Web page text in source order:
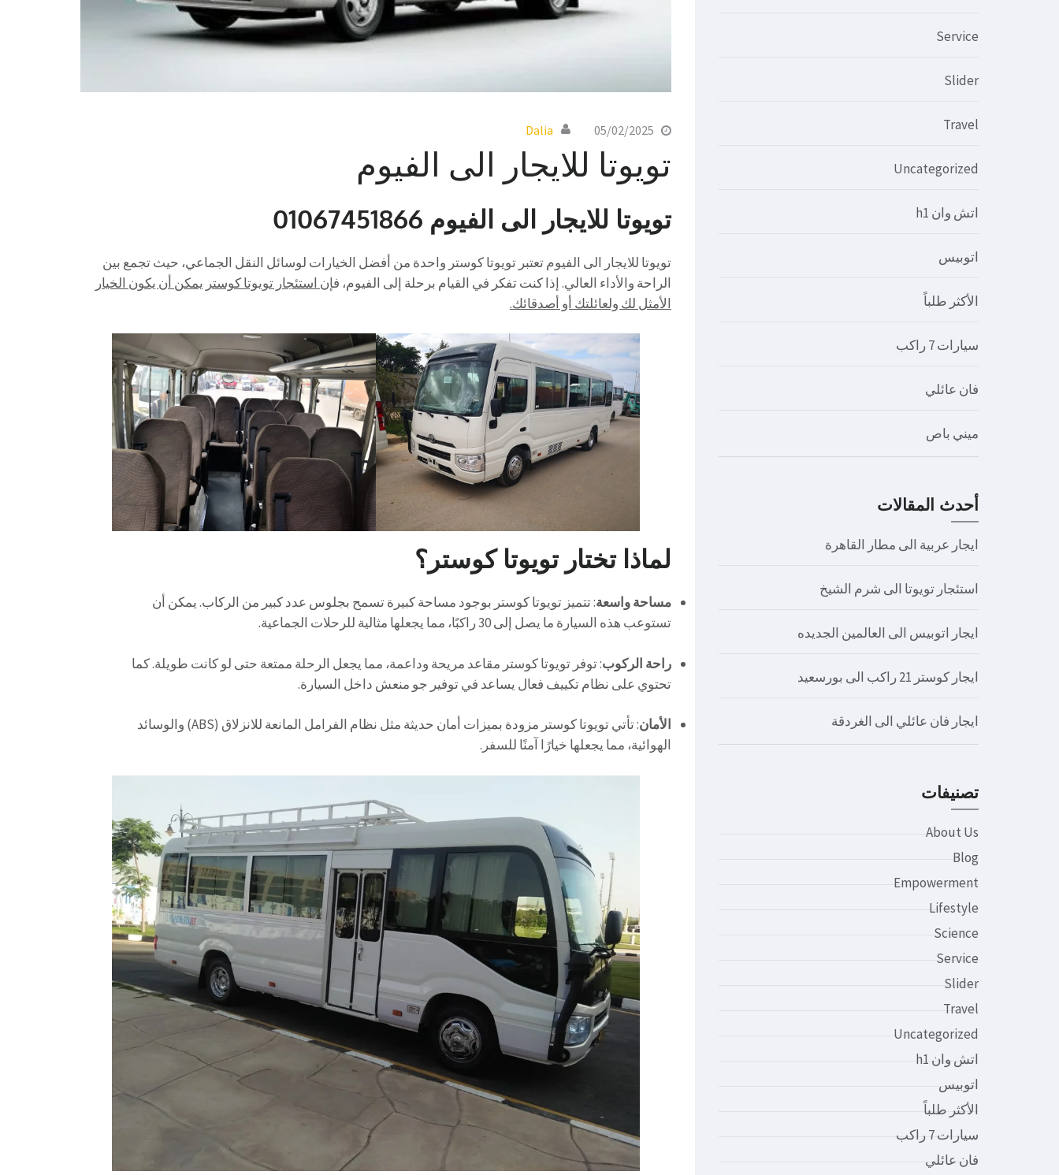
05/02/2025
Dalia
تويوتا للايجار الى الفيوم
تويوتا للايجار الى الفيوم 01067451866
تويوتا للايجار الى الفيوم تعتبر تويوتا كوستر واحدة من أفضل الخيارات لوسائل النقل الجماعي، حيث تجمع بين
الراحة والأداء العالي. إذا كنت تفكر في القيام برحلة إلى الفيوم، فإن استئجار تويوتا كوستر يمكن أن يكون الخيار
الأمثل لك ولعائلتك أو أصدقائك.
لماذا تختار تويوتا كوستر؟
مساحة واسعة: تتميز تويوتا كوستر بوجود مساحة كبيرة تسمح بجلوس عدد كبير من الركاب. يمكن أن
تستوعب هذه السيارة ما يصل إلى 30 راكبًا، مما يجعلها مثالية للرحلات الجماعية.
راحة الركوب: توفر تويوتا كوستر مقاعد مريحة وداعمة، مما يجعل الرحلة ممتعة حتى لو كانت طويلة. كما
تحتوي على نظام تكييف فعال يساعد في توفير جو منعش داخل السيارة.
الأمان
: تأتي تويوتا كوستر مزودة بميزات أمان حديثة مثل نظام الفرامل المانعة للانزلاق (ABS) والوسائد
الهوائية، مما يجعلها خيارًا آمنًا للسفر.
Service
Slider
Travel
Uncategorized
اتش وان h1
اتوبيس
الأكثر طلباً
سيارات 7 راكب
فان عائلي
ميني باص
أحدث المقالات
ايجار عربية الى مطار القاهرة
استئجار تويوتا الى شرم الشيخ
ايجار اتوبيس الى العالمين الجديده
ايجار كوستر 21 راكب الى بورسعيد
ايجار فان عائلي الى الغردقة
تصنيفات
About Us
Blog
Empowerment
Lifestyle
Science
Service
Slider
Travel
Uncategorized
اتش وان h1
اتوبيس
الأكثر طلباً
سيارات 7 راكب
فان عائلي